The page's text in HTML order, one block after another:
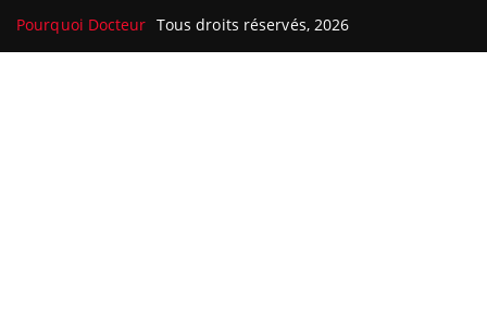
Pourquoi Docteur Tous droits réservés, 2026